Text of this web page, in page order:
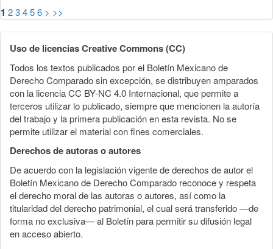
1 23456 > >>
Uso de licencias Creative Commons (CC)
Todos los textos publicados por el Boletín Mexicano de
Derecho Comparado sin excepción, se distribuyen amparados
con la licencia CC BY-NC 4.0 Internacional, que permite a
terceros utilizar lo publicado, siempre que mencionen la autoría
del trabajo y la primera publicación en esta revista. No se
permite utilizar el material con fines comerciales.
Derechos de autoras o autores
De acuerdo con la legislación vigente de derechos de autor el
Boletín Mexicano de Derecho Comparado reconoce y respeta
el derecho moral de las autoras o autores, así como la
titularidad del derecho patrimonial, el cual será transferido —de
forma no exclusiva— al Boletín para permitir su difusión legal
en acceso abierto.